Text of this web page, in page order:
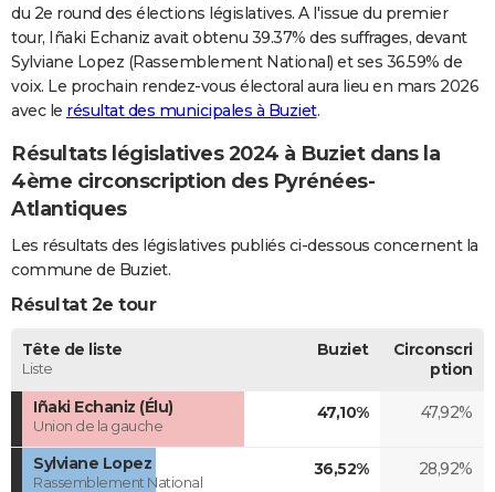
Dictionnaire
Biographies
Citations
Expressions
Proverbes
PROGRAMME TV
COPAINS D'AVANT
S'inscrire
Se connecter
Lycées
Collèges
Primaires
Universités
Entreprises
Service militaire
Avis de recherche
AVIS DE DÉCÈS
FORUM
Bricolage
Lifestyle
Culture
Sport
Auto
Television
Voyage
Cinema
du 2e round des élections législatives. A l'issue du premier
tour, Iñaki Echaniz avait obtenu 39.37% des suffrages, devant
Sylviane Lopez (Rassemblement National) et ses 36.59% de
voix. Le prochain rendez-vous électoral aura lieu en mars 2026
avec le résultat des municipales à Buziet.
Résultats législatives 2024 à Buziet dans la
4ème circonscription des Pyrénées-
Atlantiques
Les résultats des législatives publiés ci-dessous concernent la
commune de Buziet.
Résultat 2e tour
Tête de liste
Liste
Buziet
Circonscri
ption
Iñaki Echaniz (Élu)
Union de la gauche
47,10% 47,92%
Sylviane Lopez
Rassemblement National
36,52% 28,92%